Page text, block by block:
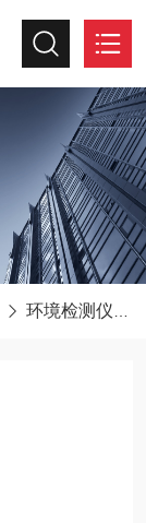
环境检测仪器